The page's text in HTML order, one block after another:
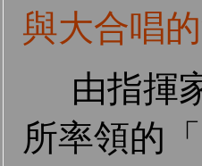
與大合唱
由指揮
所率領的